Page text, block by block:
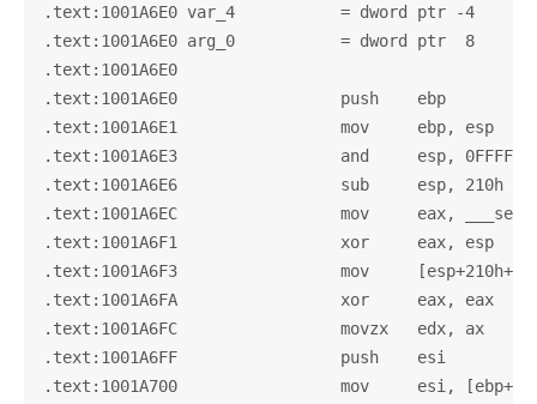
.text:1001A6E0 var_4           = dword ptr -4
.text:1001A6E0 arg_0           = dword ptr  8
.text:1001A6E0
.text:1001A6E0                 push    ebp
.text:1001A6E1                 mov     ebp, esp
.text:1001A6E3                 and     esp,
.text:1001A6E6                 sub     esp, 210h
.text:1001A6EC                 mov     eax,
.text:1001A6F1                 xor     eax, esp
.text:1001A6F3                 mov
.text:1001A6FA                 xor     eax, eax
.text:1001A6FC                 movzx   edx, ax
.text:1001A6FF                 push    esi
.text:1001A700                 mov     esi,